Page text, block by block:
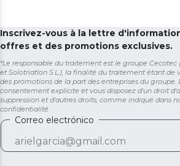
Inscrivez-vous à la lettre
offres et des promotions exclusives.
*Le responsable du traitement est le groupe Cecotec
et Solotriatlon S.L.), la finalité du traitement étant de
des promotions de la part des entreprises du
consentement explicite et vous disposez d'un droit
suppression et d'autres droits, comme indiqué dans
confidentialité
Correo electrónico